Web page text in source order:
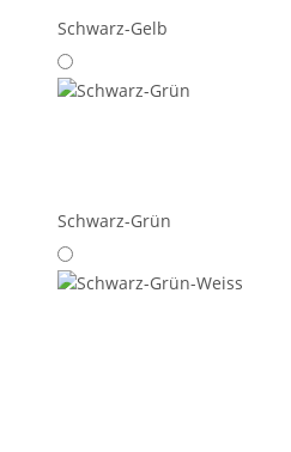
Schwarz-Gelb
Schwarz-Grün